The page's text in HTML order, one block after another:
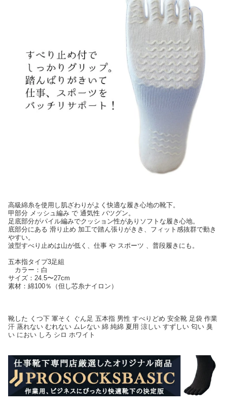
高級綿糸を使用し肌ざわりがよく快適な履き心地の靴下。
甲部分 メッシュ編み で 通気性 バツグン。
足底部分がパイル編みでクッション性がありソフトな履き心地。
底部分にある 滑り止め 加工で踏ん張りがきき、フィット感抜群で動き
やすい。
波型すべり止めは山が低く、仕事 や スポーツ 、普段履きにも。
五本指タイプ3足組
カラー：白
サイズ：24.5〜27cm
素材：綿100％（但し芯糸ナイロン）
靴した くつ下 軍そく ぐん足 五本指 男性 すべりどめ 安全靴 足袋 作業
汗 蒸れない むれない ムレない 綿 純綿 夏用 涼しい すずしい 匂い 臭
い におい しろ シロ ホワイト